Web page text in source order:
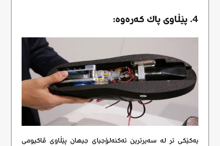
4. پێڵاوی پاك كه‌ره‌وه‌:
یەکێکی تر لە سەیرترین تەکنەلۆجیای جیهان پێڵاوی ڤاکیومی